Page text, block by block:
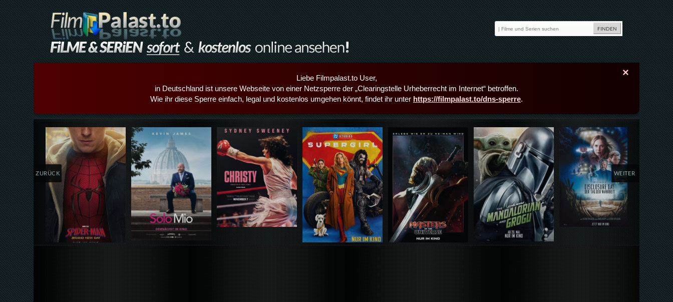
×
Liebe Filmpalast.to User,
in Deutschland ist unsere Webseite von einer Netzsperre der „Clearingstelle Urheberrecht im Internet“ betroffen.
Wie ihr diese Sperre einfach, legal und kostenlos umgehen könnt, findet ihr unter https://filmpalast.to/dns-sperre.
Details,Play Details,Play Details,Play Details,Play Details,Play Details,Play Details,Play
ZURÜCK WEITER